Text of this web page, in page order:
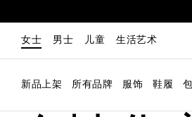
女士 男士 儿童 生活艺术
新品上架 所有品牌 服饰 鞋履